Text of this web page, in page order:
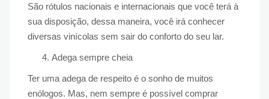
São rótulos nacionais e internacionais que você terá à
sua disposição, dessa maneira, você irá conhecer
diversas vinícolas sem sair do conforto do seu lar.
Adega sempre cheia
Ter uma adega de respeito é o sonho de muitos
enólogos. Mas, nem sempre é possível comprar